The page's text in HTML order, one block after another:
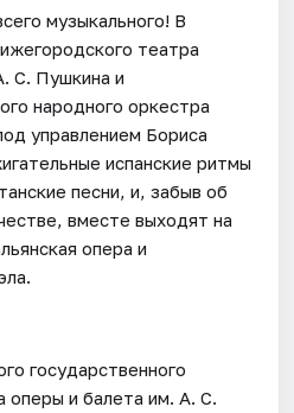
музыкального! В
театра
С. Пушкина и
народного оркестра
управлением Бориса
испанские ритмы
песни, и, забыв об
вместе выходят на
опера и
государственного
оперы и балета им. А. С.